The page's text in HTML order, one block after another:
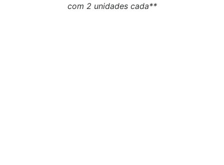
com 2 unidades cada**